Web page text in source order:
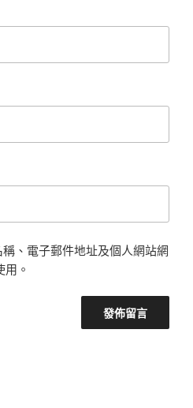
、電子郵件地址及個人網站網
。